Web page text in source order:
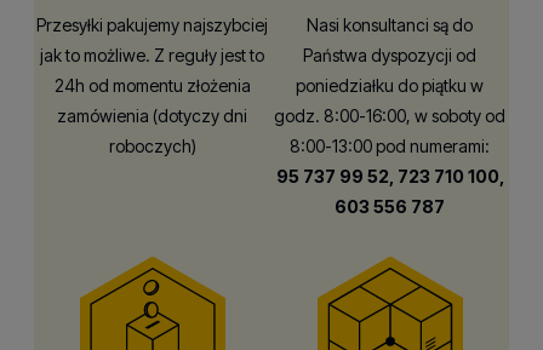
Przesyłki pakujemy najszybciej
jak to możliwe. Z reguły jest to
24h od momentu złożenia
zamówienia (dotyczy dni
roboczych)
Nasi konsultanci są do
Państwa dyspozycji od
poniedziałku do piątku w
godz. 8:00-16:00, w soboty od
8:00-13:00 pod numerami:
95 737 99 52, 723 710 100,
603 556 787